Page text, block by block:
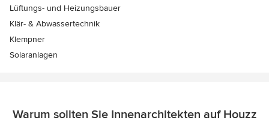
Lüftungs- und Heizungsbauer
Klär- & Abwassertechnik
Klempner
Solaranlagen
Warum sollten Sie Innenarchitekten auf Houzz